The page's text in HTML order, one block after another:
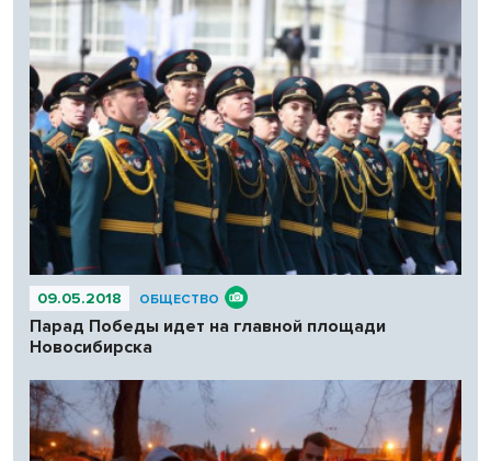
09.05.2018 ОБЩЕСТВО
Парад Победы идет на главной площади
Новосибирска